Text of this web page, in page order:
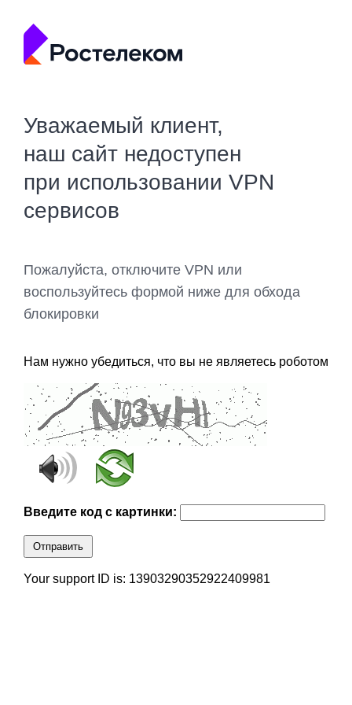
Уважаемый клиент,
наш сайт недоступен
при использовании VPN
сервисов
Пожалуйста, отключите VPN или
воспользуйтесь формой ниже для обхода
блокировки
Нам нужно убедиться, что вы не являетесь роботом
Введите код с картинки:
Отправить
Your support ID is: 13903290352922409981